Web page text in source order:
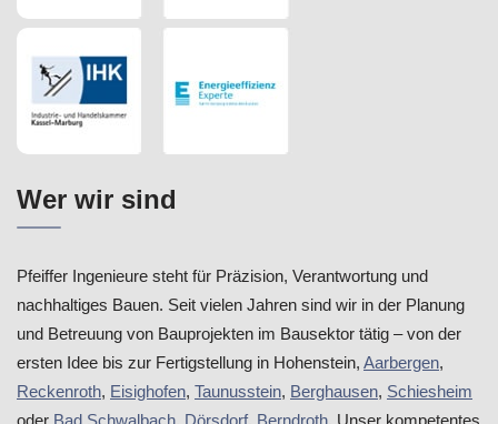
Wer wir sind
Pfeiffer Ingenieure steht für Präzision, Verantwortung und
nachhaltiges Bauen. Seit vielen Jahren sind wir in der Planung
und Betreuung von Bauprojekten im Bausektor tätig – von der
ersten Idee bis zur Fertigstellung in Hohenstein, Aarbergen,
Reckenroth, Eisighofen, Taunusstein, Berghausen, Schiesheim